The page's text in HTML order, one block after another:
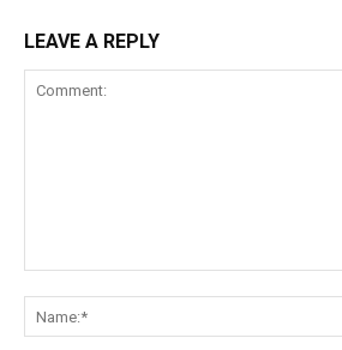
LEAVE A REPLY